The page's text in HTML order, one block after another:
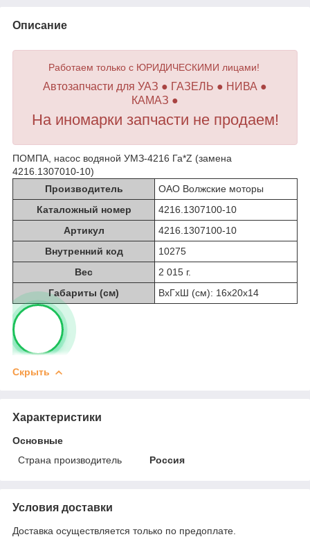
Описание
Работаем только с ЮРИДИЧЕСКИМИ лицами!
Автозапчасти для УАЗ ● ГАЗЕЛЬ ● НИВА ●
КАМАЗ ●
На иномарки запчасти не продаем!
ПОМПА, насос водяной УМЗ-4216 Га*Z (замена
4216.1307010-10)
Производитель
ОАО Волжские моторы
Каталожный номер
4216.1307100-10
Артикул
4216.1307100-10
Внутренний код
10275
Вес
2 015 г.
Габариты (см)
ВхГхШ (см): 16х20х14
Скрыть
Характеристики
Основные
Страна производитель
Россия
Условия доставки
Доставка осуществляется только по предоплате.